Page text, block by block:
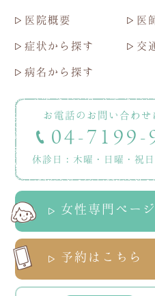
医院概要 医
症状から探す 交
病名から探す
お電話のお問い合わせ
04-7199-
休診日：木曜・日曜・祝
女性専門ペー
予約はこちら